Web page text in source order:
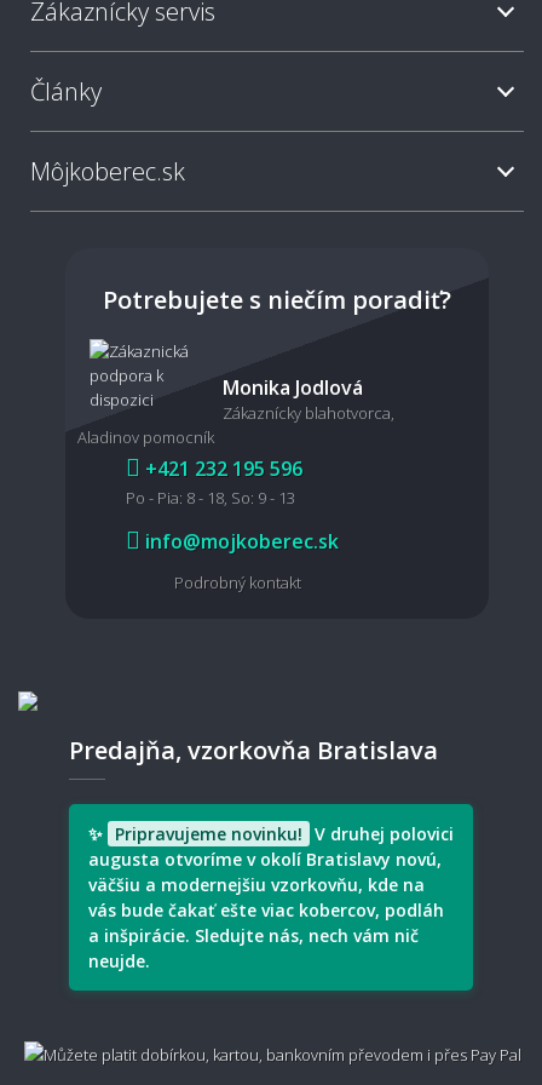
Ako sa PVC podlaha čistí a udržiava?
Ako odstrániť škvrny z PVC podlahy?
🩺 Zdravotná neškodnosť a domáci miláčikovia
Je PVC podlaha zdravotne neškodná?
💰 Cena, doprava a záruka
Ako sa počíta cena PVC podlahy?
Koľko stojí doprava?
Je možné zariadiť výnos PVC podlahy?
Zákaznícky servis
Články
Môjkoberec.sk
Potrebujete s niečím poradiť?
Monika Jodlová
Zákaznícky blahotvorca,
Aladinov pomocník
+421 232 195 596
Po - Pia: 8 - 18, So: 9 - 13
info@mojkoberec.sk
Podrobný kontakt
Predajňa, vzorkovňa Bratislava
✨ Pripravujeme novinku! V druhej polovici
augusta otvoríme v okolí Bratislavy novú,
väčšiu a modernejšiu vzorkovňu, kde na
vás bude čakať ešte viac kobercov, podláh
a inšpirácie. Sledujte nás, nech vám nič
neujde.